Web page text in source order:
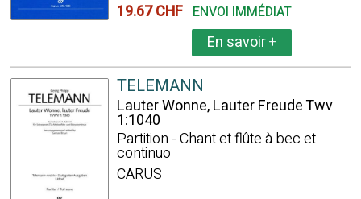
19.67 CHF ENVOI IMMÉDIAT
En savoir+
TELEMANN
Lauter Wonne, Lauter Freude Twv
1:1040
Partition - Chant et flûte à bec et
continuo
CARUS